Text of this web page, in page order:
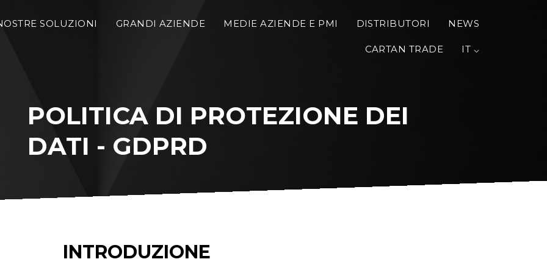
SOLUZIONI GRANDI AZIENDE MEDIE AZIENDE E PMI DISTRIBUTORI NEWS
CARTAN TRADE IT ⌵
POLITICA DI PROTEZIONE DEI
DATI - GDPRD
INTRODUZIONE